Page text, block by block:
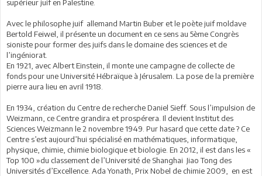
supérieur juif en Palestine.
Avec le philosophe juif allemand Martin Buber et le poète juif moldave
Bertold Feiwel, il présente un document en ce sens au 5ème Congrès
sioniste pour former des juifs dans le domaine des sciences et de
l’ingéniorat.
En 1921, avec Albert Einstein, il monte une campagne de collecte de
fonds pour une Université Hébraïque à Jérusalem. La pose de la première
pierre aura lieu en avril 1918.
En 1934, création du Centre de recherche Daniel Sieff. Sous l’impulsion de
Weizmann, ce Centre grandira et prospérera. Il devient Institut des
Sciences Weizmann le 2 novembre 1949. Pur hasard que cette date ? Ce
Centre s’est aujourd’hui spécialisé en mathématiques, informatique,
physique, chimie, chimie biologique et biologie. En 2012, il est dans les «
Top 100 »du classement de l’Université de Shanghai Jiao Tong des
Universités d’Excellence. Ada Yonath, Prix Nobel de chimie 2009, en est